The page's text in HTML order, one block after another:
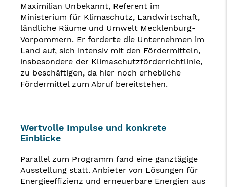
Maximilian Unbekannt, Referent im
Ministerium für Klimaschutz, Landwirtschaft,
ländliche Räume und Umwelt Mecklenburg-
Vorpommern. Er forderte die Unternehmen im
Land auf, sich intensiv mit den Fördermitteln,
insbesondere der Klimaschutzförderrichtlinie,
zu beschäftigen, da hier noch erhebliche
Fördermittel zum Abruf bereitstehen.
Wertvolle Impulse und konkrete
Einblicke
Parallel zum Programm fand eine ganztägige
Ausstellung statt. Anbieter von Lösungen für
Energieeffizienz und erneuerbare Energien aus